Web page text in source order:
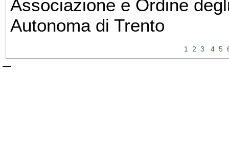
Associazione e Ordine
Autonoma di Trento
1 2 3 4 5